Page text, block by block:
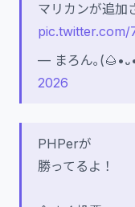
マリカンが追加
pic.twitter.com/
— まろん｡
2026
PHPerが
勝ってるよ！